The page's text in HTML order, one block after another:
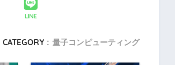
LINE
CATEGORY : 量子コンピューティング